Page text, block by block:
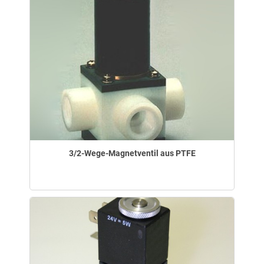
3/2-Wege-Magnetventil aus PTFE